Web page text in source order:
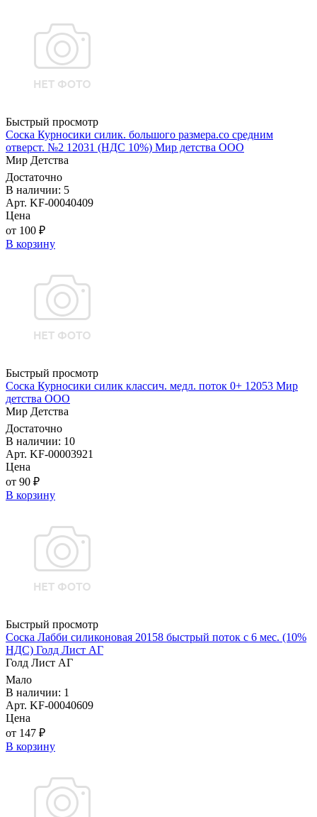
Быстрый просмотр
Соска Курносики силик. большого размера.со средним
отверст. №2 12031 (НДС 10%) Мир детства ООО
Мир Детства
Достаточно
В наличии: 5
Арт. KF-00040409
Цена
от 100 ₽
В корзину
Быстрый просмотр
Соска Курносики силик классич. медл. поток 0+ 12053 Мир
детства ООО
Мир Детства
Достаточно
В наличии: 10
Арт. KF-00003921
Цена
от 90 ₽
В корзину
Быстрый просмотр
Соска Лабби силиконовая 20158 быстрый поток с 6 мес. (10%
НДС) Голд Лист АГ
Голд Лист АГ
Мало
В наличии: 1
Арт. KF-00040609
Цена
от 147 ₽
В корзину